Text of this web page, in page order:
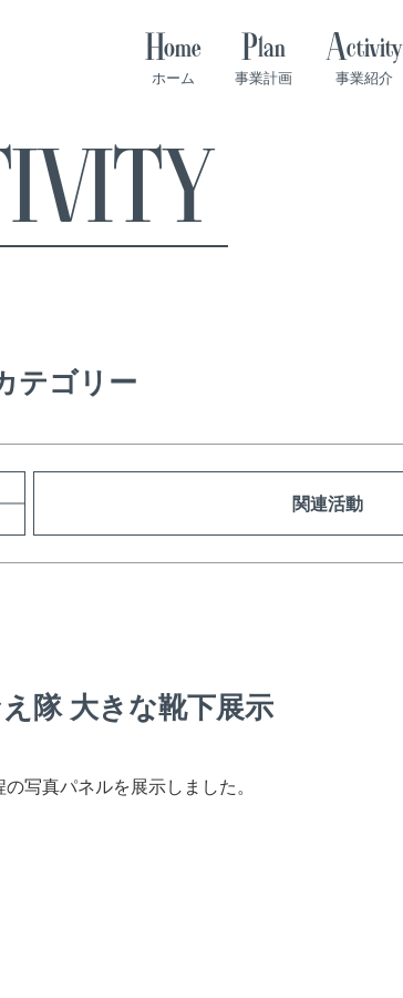
Home
ホーム
Plan
事業計画
Activity
事業紹介
テゴリー
関連活動
隊 大きな靴下展示
写真パネルを展示しました。